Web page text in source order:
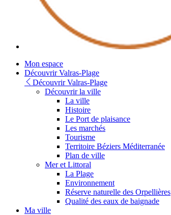
Mon espace
Découvrir Valras-Plage
Découvrir Valras-Plage
Découvrir la ville
La ville
Histoire
Le Port de plaisance
Les marchés
Tourisme
Territoire Béziers Méditerranée
Plan de ville
Mer et Littoral
La Plage
Environnement
Réserve naturelle des Orpellières
Qualité des eaux de baignade
Ma ville